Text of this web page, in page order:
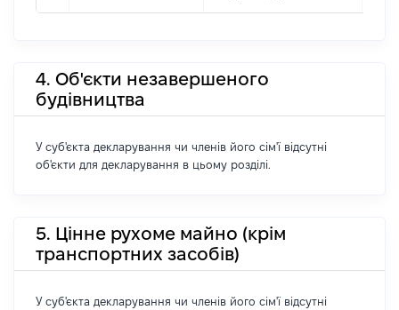
4. Об'єкти незавершеного
будівництва
У суб'єкта декларування чи членів його сім'ї відсутні
об'єкти для декларування в цьому розділі.
5. Цінне рухоме майно (крім
транспортних засобів)
У суб'єкта декларування чи членів його сім'ї відсутні